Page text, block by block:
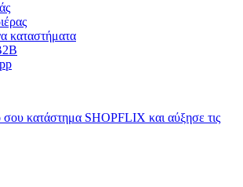
καταστήματα
σου κατάστημα SHOPFLIX και αύξησε τις